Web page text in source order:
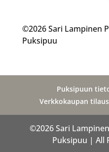
©2026 Sari Lampinen
Puksipuu
Puksipuun
Verkkokaupan
©2026 Sari
Puksipuu | All